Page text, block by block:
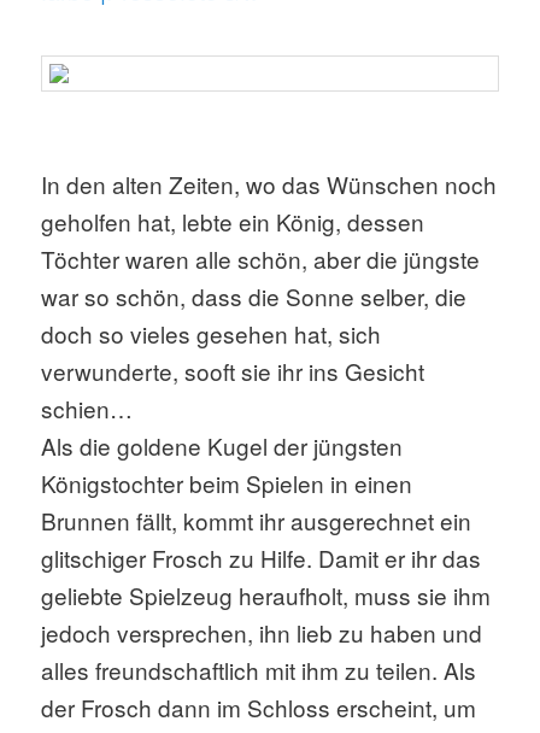
In den alten Zeiten, wo das Wünschen noch
geholfen hat, lebte ein König, dessen
Töchter waren alle schön, aber die jüngste
war so schön, dass die Sonne selber, die
doch so vieles gesehen hat, sich
verwunderte, sooft sie ihr ins Gesicht
schien…
Als die goldene Kugel der jüngsten
Königstochter beim Spielen in einen
Brunnen fällt, kommt ihr ausgerechnet ein
glitschiger Frosch zu Hilfe. Damit er ihr das
geliebte Spielzeug heraufholt, muss sie ihm
jedoch versprechen, ihn lieb zu haben und
alles freundschaftlich mit ihm zu teilen. Als
der Frosch dann im Schloss erscheint, um